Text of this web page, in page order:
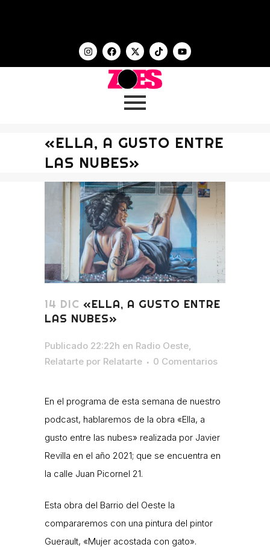
«ELLA, A GUSTO ENTRE
LAS NUBES»
14 DIC «ELLA, A GUSTO ENTRE
LAS NUBES»
Publicado 22:22h en Radio Oeste,
Relatarte por Relatarte 0 Comentarios
En el programa de esta semana de nuestro
podcast, hablaremos de la obra «Ella, a
gusto entre las nubes» realizada por Javier
Revilla en el año 2021; que se encuentra en
la calle Juan Picornel 21.
Esta obra del Barrio del Oeste la
compararemos con una pintura del pintor
Guerault, «Mujer acostada con gato».